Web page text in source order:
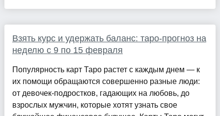
Взять курс и удержать баланс: таро-прогноз на
неделю с 9 по 15 февраля
Популярность карт Таро растет с каждым днем — к
их помощи обращаются совершенно разные люди:
от девочек-подростков, гадающих на любовь, до
взрослых мужчин, которые хотят узнать свое